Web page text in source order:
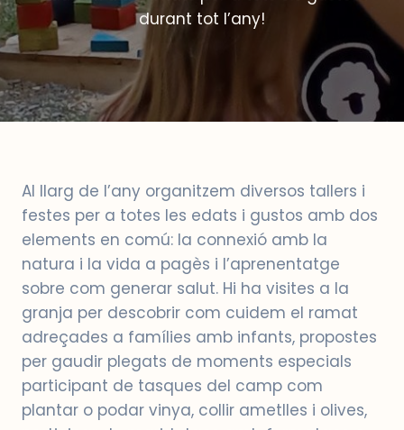
durant tot l’any!
Al llarg de l’any organitzem diversos tallers i
festes per a totes les edats i gustos amb dos
elements en comú: la connexió amb la
natura i la vida a pagès i l’aprenentatge
sobre com generar salut. Hi ha visites a la
granja per descobrir com cuidem el ramat
adreçades a famílies amb infants, propostes
per gaudir plegats de moments especials
participant de tasques del camp com
plantar o podar vinya, collir ametlles i olives,